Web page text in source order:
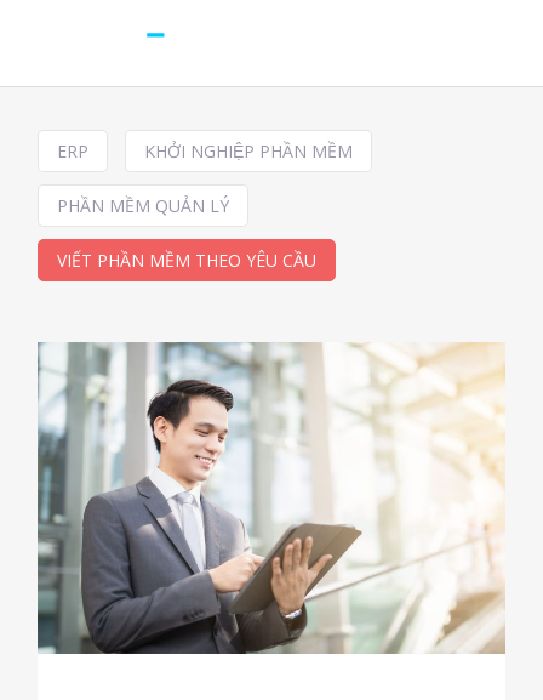
ERP KHỞI NGHIỆP PHẦN MỀM
PHẦN MỀM QUẢN LÝ
VIẾT PHẦN MỀM THEO YÊU CẦU